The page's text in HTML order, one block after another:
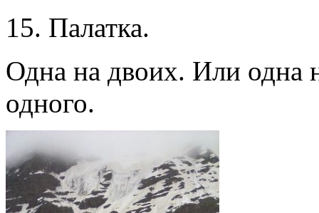
15. Палатка.
Одна на двоих. Или одна
одного.